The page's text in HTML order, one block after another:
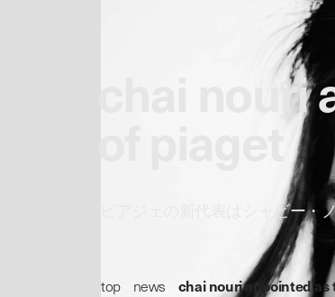
chai
ピアジェの新代表はシャビー・
top/ news chai nouri appointed